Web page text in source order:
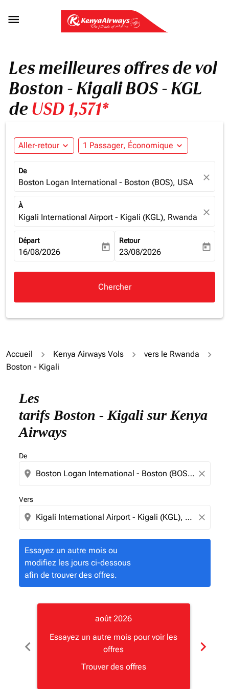

Les meilleures offres de vol
Boston - Kigali BOS - KGL
deUSD 1,571*
Aller-retour expand_more 1 Passager, Économique expand_more
De
Boston Logan International - Boston (BOS), USA close
À
Kigali International Airport - Kigali (KGL), Rwanda close
Départ
fc-booking-departure-date-aria-label
16/08/2026 today
Retour
fc-booking-return-date-aria-
23/08/2026 today
Chercher
Accueil Kenya Airways Vols
vers le Rwanda
Boston - Kigali
Les
tarifs Boston - Kigali sur Kenya
Airways
De
location_on close
Vers
location_on close
Essayez un autre mois ou
modifiez les jours ci-dessous
afin de trouver des offres.
Essayez un autre mois ou modifiez les jours ci-
chevron_left
août 2026
Essayez un autre mois pour voir les
offres
Trouver des offres
chevron_right